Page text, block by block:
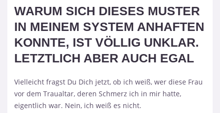
WARUM SICH DIESES MUSTER
IN MEINEM SYSTEM ANHAFTEN
KONNTE, IST VÖLLIG UNKLAR.
LETZTLICH ABER AUCH EGAL
Vielleicht fragst Du Dich jetzt, ob ich weiß, wer diese Frau
vor dem Traualtar, deren Schmerz ich in mir hatte,
eigentlich war. Nein, ich weiß es nicht.